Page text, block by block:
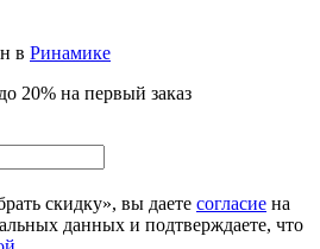
в Ринамике
20% на первый заказ
скидку», вы даете согласие на
данных и подтверждаете, что